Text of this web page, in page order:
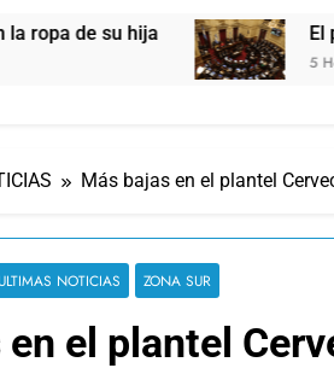
su hija El
5 Horas Atrás
Más bajas en el plantel
NOTICIAS ZONA SUR
el plantel